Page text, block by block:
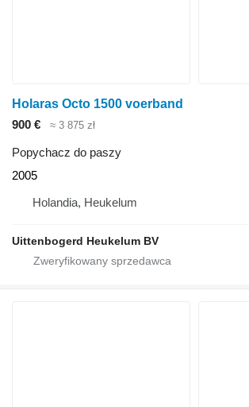
Holaras Octo 1500 voerband
900 €
≈ 3 875 zł
Popychacz do paszy
2005
Holandia, Heukelum
Uittenbogerd Heukelum BV